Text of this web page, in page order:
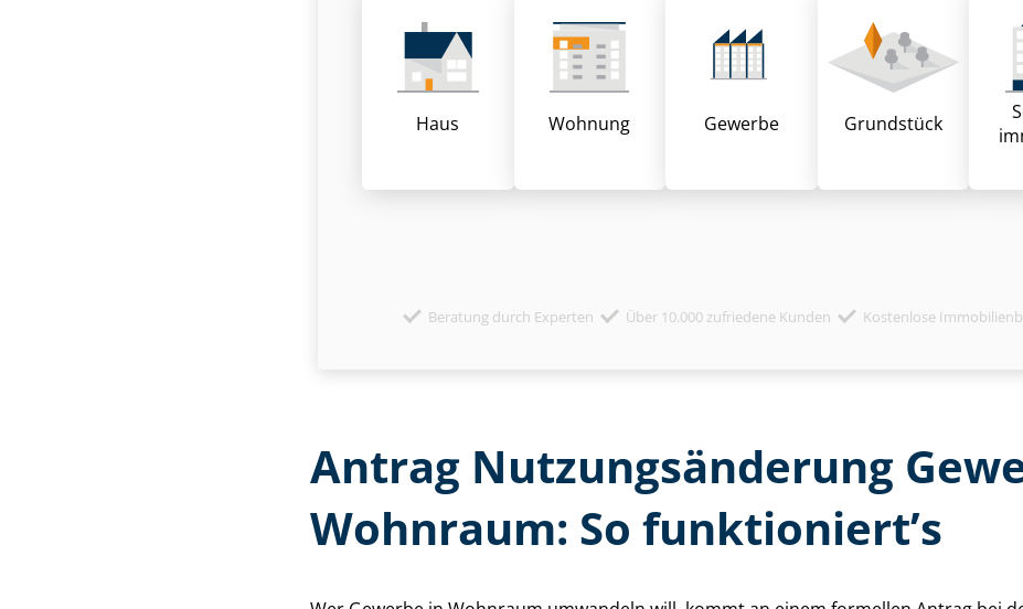
Haus Wohnung Gewerbe Grund­stück
Beratung durch Experten Über 10.000 zufriedene Kunden Kostenlose
Antrag Nut­zungs­än­de­rung
Wohnraum: So funktioniert’s